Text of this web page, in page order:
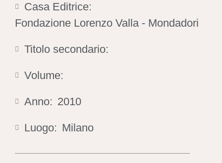
Casa Editrice:
Fondazione Lorenzo Valla - Mondadori
Titolo secondario:
Volume:
Anno: 2010
Luogo: Milano